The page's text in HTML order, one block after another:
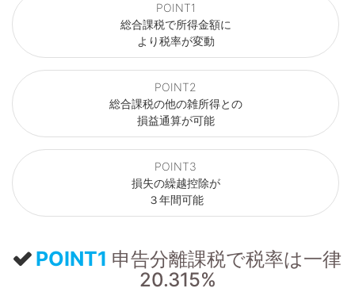
POINT1
総合課税で所得金額に
より税率が変動
POINT2
総合課税の他の雑所得との
損益通算が可能
POINT3
損失の繰越控除が
３年間可能
POINT1 申告分離課税で税率は一律
20.315%